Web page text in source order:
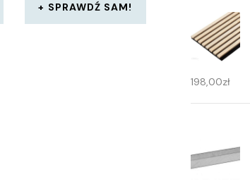
SPRAWDŹ SAM!
198,00zł